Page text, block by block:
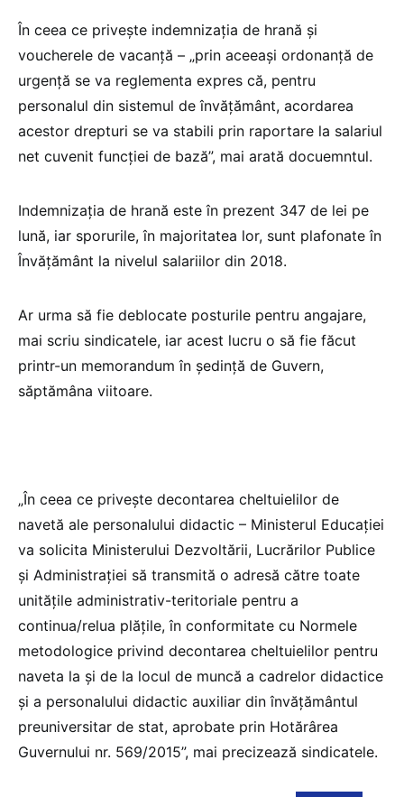
În ceea ce privește indemnizația de hrană și
voucherele de vacanță – „prin aceeași ordonanță de
urgență se va reglementa expres că, pentru
personalul din sistemul de învățământ, acordarea
acestor drepturi se va stabili prin raportare la salariul
net cuvenit funcției de bază”, mai arată docuemntul.
Indemnizația de hrană este în prezent 347 de lei pe
lună, iar sporurile, în majoritatea lor, sunt plafonate în
Învățământ la nivelul salariilor din 2018.
Ar urma să fie deblocate posturile pentru angajare,
mai scriu sindicatele, iar acest lucru o să fie făcut
printr-un memorandum în ședință de Guvern,
săptămâna viitoare.
„În ceea ce privește decontarea cheltuielilor de
navetă ale personalului didactic – Ministerul Educației
va solicita Ministerului Dezvoltării, Lucrărilor Publice
și Administrației să transmită o adresă către toate
unitățile administrativ-teritoriale pentru a
continua/relua plățile, în conformitate cu Normele
metodologice privind decontarea cheltuielilor pentru
naveta la şi de la locul de muncă a cadrelor didactice
şi a personalului didactic auxiliar din învăţământul
preuniversitar de stat, aprobate prin Hotărârea
Guvernului nr. 569/2015”, mai precizează sindicatele.